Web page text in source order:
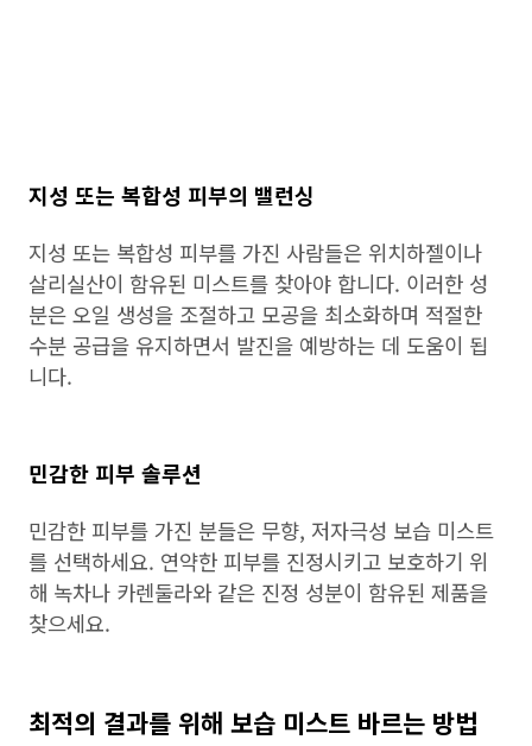
지성 또는 복합성 피부의 밸런싱
지성 또는 복합성 피부를 가진 사람들은 위치하젤이나
살리실산이 함유된 미스트를 찾아야 합니다. 이러한 성
분은 오일 생성을 조절하고 모공을 최소화하며 적절한
수분 공급을 유지하면서 발진을 예방하는 데 도움이 됩
니다.
민감한 피부 솔루션
민감한 피부를 가진 분들은 무향, 저자극성 보습 미스트
를 선택하세요. 연약한 피부를 진정시키고 보호하기 위
해 녹차나 카렌둘라와 같은 진정 성분이 함유된 제품을
찾으세요.
최적의 결과를 위해 보습 미스트 바르는 방법